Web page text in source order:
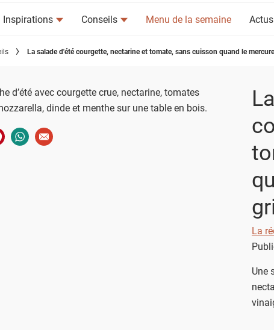
Inspirations Conseils Menu de la semaine Actus
La salade d'été courgette, nectarine et tomate, sans cuisson quand le
twitter
sur pinterest
Partager sur whatsapp
Envoyer à un ami
La
Une